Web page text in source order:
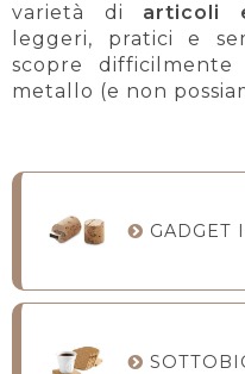
varietà di articoli
leggeri, pratici e
scopre
metallo (e non
GADGET